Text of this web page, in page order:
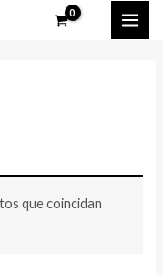
que coincidan